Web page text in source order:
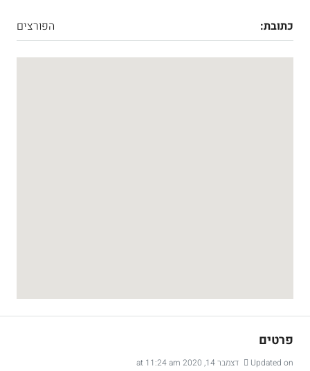
כתובת: הפורצים
פרטים
Updated on דצמבר 14, 2020 at 11:24 am